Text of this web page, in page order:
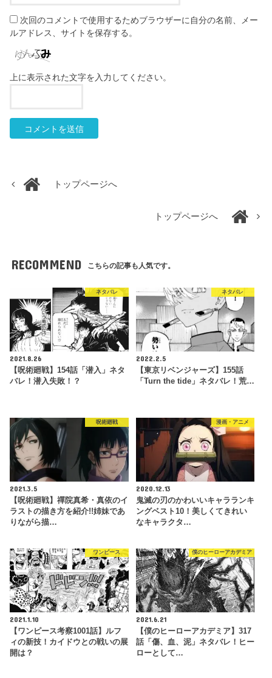
次回のコメントで使用するためブラウザーに自分の名前、メー
ルアドレス、サイトを保存する。
上に表示された文字を入力してください。
トップページへ
トップページへ
RECOMMEND こちらの記事も人気です。
ネタバレ
2021.8.26
【呪術廻戦】154話「潜入」ネタ
バレ！潜入失敗！？
ネタバレ
2022.2.5
【東京リベンジャーズ】155話
「Turn the tide」ネタバレ！荒…
呪術廻戦
2021.3.5
【呪術廻戦】禪院真希・真依のイ
ラストの描き方を紹介!!姉妹であ
りながら描…
漫画・アニメ
2020.12.13
鬼滅の刃のかわいいキャラランキ
ングベスト10！美しくてきれい
なキャラクタ…
ワンピース
2021.1.10
【ワンピース考察1001話】ルフ
ィの新技！カイドウとの戦いの展
開は？
僕のヒーローアカデミア
2021.6.21
【僕のヒーローアカデミア】317
話「傷、血、泥」ネタバレ！ヒー
ローとして…